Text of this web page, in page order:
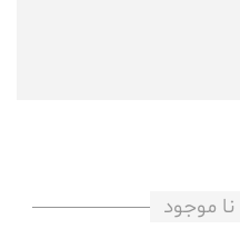
نا موجود